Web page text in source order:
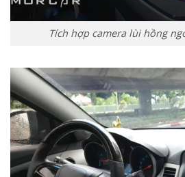
Tích hợp camera lùi hồng